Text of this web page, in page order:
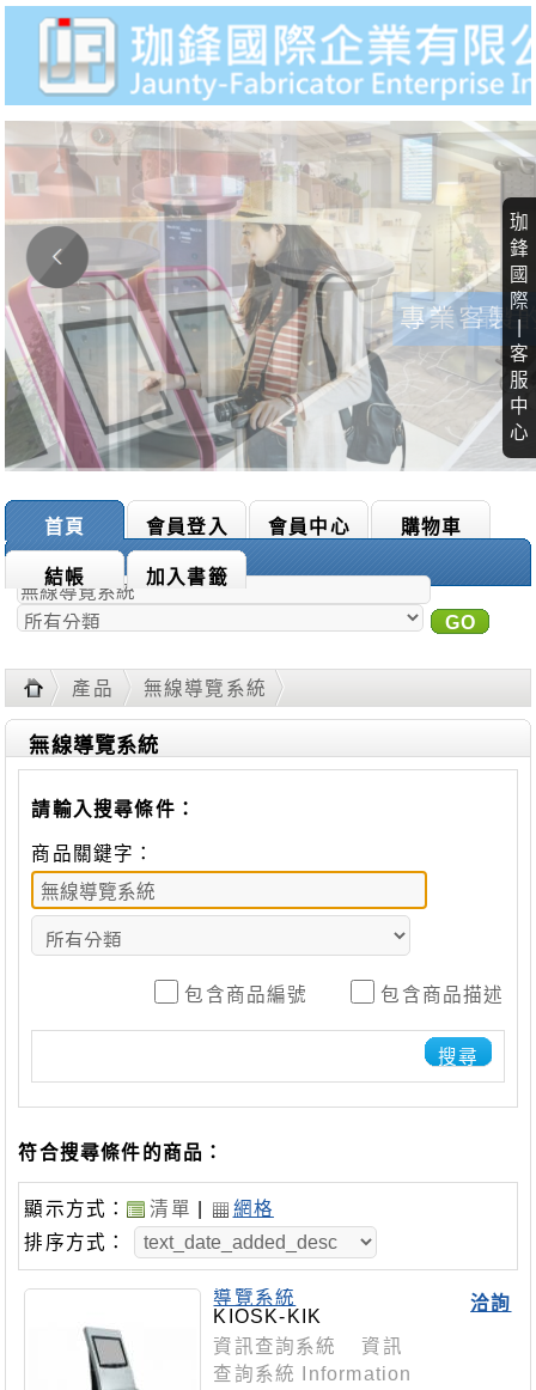
珈
鋒
國
際
客
服
中
心
首頁 會員登入 會員中心 購物車
結帳 加入書籤
商品搜尋：
GO
產品
無線導覽系統
無線導覽系統
請輸入搜尋條件：
商品關鍵字：
包含商品編號 包含商品描述
搜尋
符合搜尋條件的商品：
顯示方式： 清單
網格
排序方式：
洽詢
導覽系統
KIOSK-KIK
資訊查詢系統 資訊
查詢系統 Information